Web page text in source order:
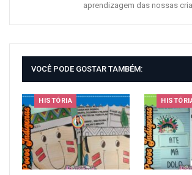
aprendizagem das nossas
VOCÊ PODE GOSTAR TAMBÉM:
HISTÓRIA